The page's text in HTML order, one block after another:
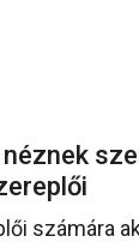
számára